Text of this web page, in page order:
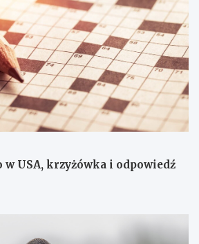
w USA, krzyżówka i odpowiedź